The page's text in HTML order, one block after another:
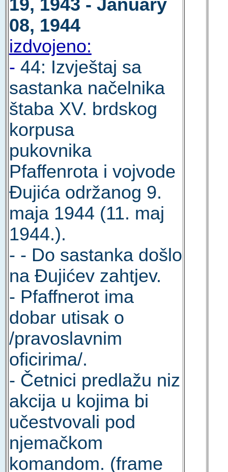
19, 1943 - January
08, 1944
izdvojeno:
- 44: Izvještaj sa
sastanka načelnika
štaba XV. brdskog
korpusa
pukovnika
Pfaffenrota i vojvode
Đujića održanog 9.
maja 1944 (11. maj
1944.).
- - Do sastanka došlo
na Đujićev zahtjev.
- Pfaffnerot ima
dobar utisak o
/pravoslavnim
oficirima/.
- Četnici predlažu niz
akcija u kojima bi
učestvovali pod
njemačkom
komandom. (frame